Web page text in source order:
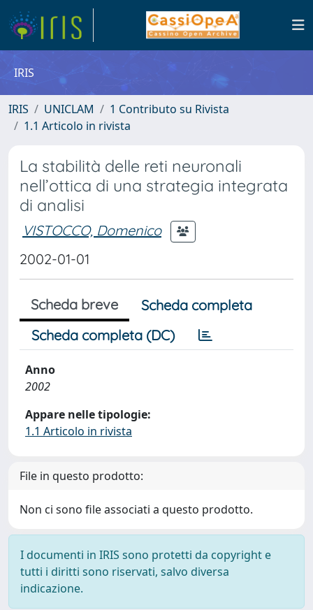
IRIS
IRIS UNICLAM
1 Contributo su Rivista
1.1 Articolo in rivista
La stabilità delle reti neuronali
nell’ottica di una strategia integrata
di analisi
VISTOCCO, Domenico
2002-01-01
Scheda breve
Scheda completa
Scheda completa (DC)
Anno
2002
Appare nelle tipologie:
1.1 Articolo in rivista
File in questo prodotto:
Non ci sono file associati a questo prodotto.
I documenti in IRIS sono protetti da copyright e
tutti i diritti sono riservati, salvo diversa
indicazione.